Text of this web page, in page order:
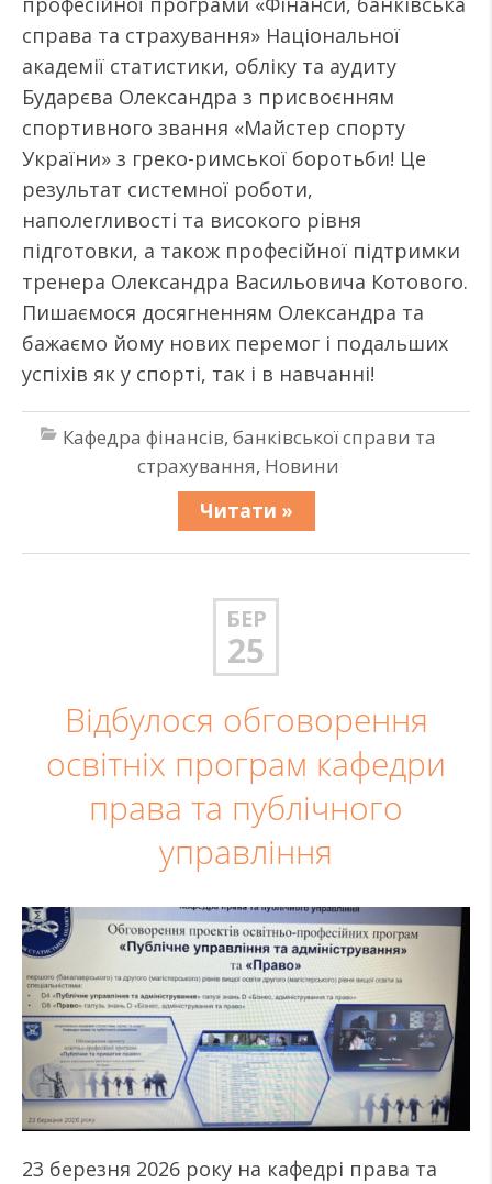
справа та страхування» Національної
академії статистики, обліку та аудиту
Бударєва Олександра з присвоєнням
спортивного звання «Майстер спорту
України» з греко-римської боротьби! Це
результат системної роботи,
наполегливості та високого рівня
підготовки, а також професійної підтримки
тренера Олександра Васильовича Котового.
Пишаємося досягненням Олександра та
бажаємо йому нових перемог і подальших
успіхів як у спорті, так і в навчанні!
Кафедра фінансів, банківської справи та
страхування, Новини
Читати »
БЕР
25
Відбулося обговорення
освітніх програм кафедри
права та публічного
управління
23 березня 2026 року на кафедрі права та